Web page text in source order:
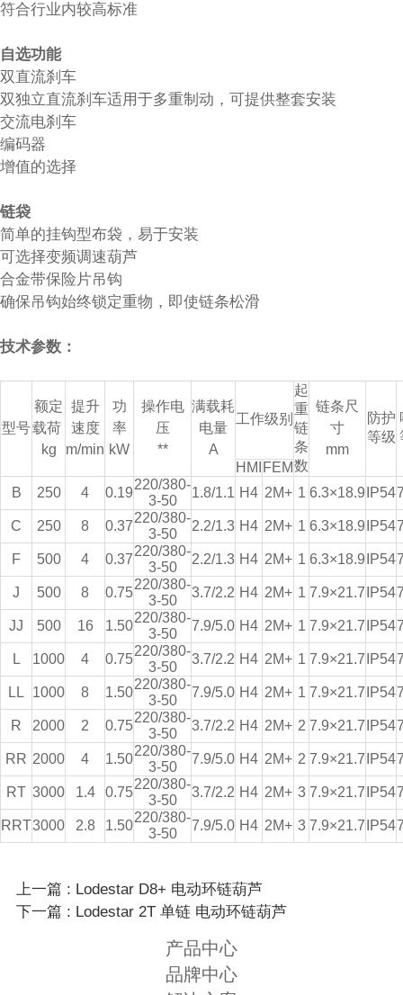
符合行业内较高标准
自选功能
双直流刹车
双独立直流刹车适用于多重制动，可提供整套安装
交流电刹车
编码器
增值的选择
链袋
简单的挂钩型布袋，易于安装
可选择变频调速葫芦
合金带保险片吊钩
确保吊钩始终锁定重物，即使链条松滑
技术参数：
型号
额定
载荷
kg
提升
速度
m/min
功
率
kW
操作电
压
**
满载耗
电量
A
工作级别
起
重
链
条
数
链条尺
寸
mm
防护
等级
HMI FEM
B
250 4 0.19
220/380-
3-50
1.8/1.1 H4 2M+ 1 6.3×18.9 IP54
C 250 8 0.37
220/380-
3-50
2.2/1.3 H4 2M+ 1 6.3×18.9 IP54
F 500 4 0.37
220/380-
3-50
2.2/1.3 H4 2M+ 1 6.3×18.9 IP54
J 500 8 0.75
220/380-
3-50
3.7/2.2 H4 2M+ 1 7.9×21.7 IP54
JJ 500 16 1.50
220/380-
3-50
7.9/5.0 H4 2M+ 1 7.9×21.7 IP54
L 1000 4 0.75
220/380-
3-50
3.7/2.2 H4 2M+ 1 7.9×21.7 IP54
LL 1000 8 1.50
220/380-
3-50
7.9/5.0 H4 2M+ 1 7.9×21.7 IP54
R 2000 2 0.75
220/380-
3-50
3.7/2.2 H4 2M+ 2 7.9×21.7 IP54
RR 2000 4 1.50
220/380-
3-50
7.9/5.0 H4 2M+ 2 7.9×21.7 IP54
RT 3000 1.4 0.75
220/380-
3-50
3.7/2.2 H4 2M+ 3 7.9×21.7 IP54
RRT3000 2.8 1.50
220/380-
3-50
7.9/5.0 H4 2M+ 3 7.9×21.7 IP54
上一篇 : Lodestar D8+ 电动环链葫芦
下一篇 : Lodestar 2T 单链 电动环链葫芦
产品中心
品牌中心